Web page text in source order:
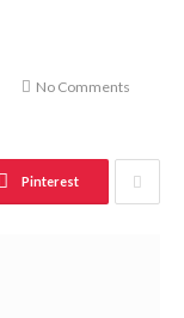
No Comments
Pinterest